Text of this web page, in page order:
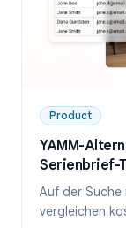
Product
YAMM-
Serienbrief-
Auf der Suche
vergleichen